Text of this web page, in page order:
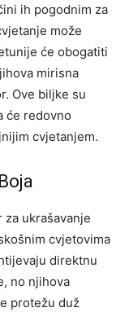
ih pogodnim za
može
će obogatiti
mirisna
Ove biljke su
će redovno
cvjetanjem.
ukrašavanje
cvjetovima
direktnu
no njihova
protežu duž